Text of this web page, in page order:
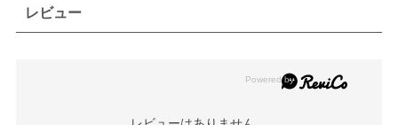
レビュー